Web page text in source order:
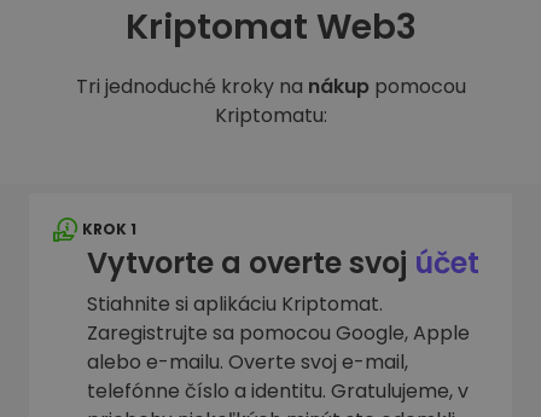
Kriptomat Web3
Tri jednoduché kroky na nákup pomocou
Kriptomatu:
KROK 1
Vytvorte a overte svoj účet
Stiahnite si aplikáciu Kriptomat.
Zaregistrujte sa pomocou Google, Apple
alebo e-mailu. Overte svoj e-mail,
telefónne číslo a identitu. Gratulujeme, v